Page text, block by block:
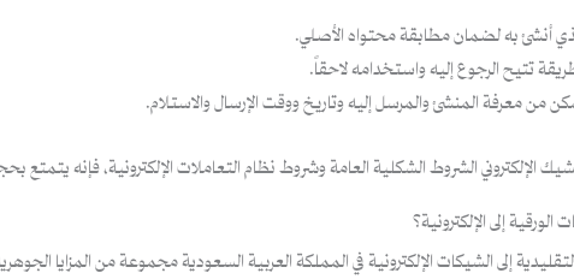
أنشئ به لضمان مطابقة محتواه الأصلي.
تتيح الرجوع إليه واستخدامه لاحقاً.
من معرفة المنشئ والمرسل إليه وتاريخ ووقت الإرسال والاستلام.
الإلكتروني الشروط الشكلية العامة وشروط نظام التعاملات الإلكترونية، فإنه يتمتع
الورقية إلى الإلكترونية؟
إلى الشيكات الإلكترونية في المملكة العربية السعودية مجموعة من المزايا